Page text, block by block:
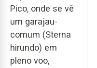
Pico, onde se vê
um garajau-
comum (Sterna
hirundo) em
pleno voo,